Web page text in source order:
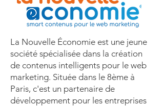
La Nouvelle Économie est une jeune
société spécialisée dans la création
de contenus intelligents pour le web
marketing. Située dans le 8ème à
Paris, c'est un partenaire de
développement pour les entreprises